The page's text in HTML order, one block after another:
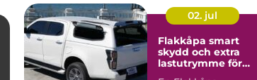
02. jul
Flakkåpa smart
skydd och extra
lastutrymme för